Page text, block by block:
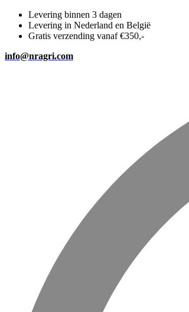
Levering binnen 3 dagen
Levering in Nederland en België
Gratis verzending vanaf €350,-
info@nragri.com